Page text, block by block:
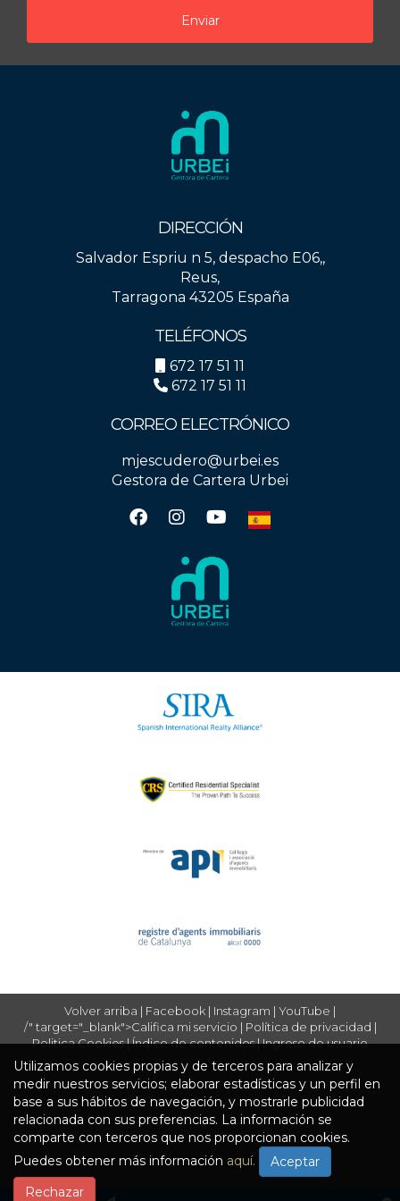
Enviar
DIRECCIÓN
Salvador Espriu n 5, despacho E06,,
Reus,
Tarragona 43205 España
TELÉFONOS
672 17 51 11
672 17 51 11
CORREO ELECTRÓNICO
mjescudero@urbei.es
Gestora de Cartera Urbei
Volver arriba | Facebook | Instagram | YouTube |
/" target="_blank">Califica mi servicio | Política de privacidad |
Politica Cookies|Índice de contenidos|Ingreso de usuario
Utilizamos cookies propias y de terceros para analizar y
medir nuestros servicios; elaborar estadísticas y un perfil en
base a sus hábitos de navegación, y mostrarle publicidad
relacionada con sus preferencias. La información se
comparte con terceros que nos proporcionan cookies.
Puedes obtener más información aquí.
Aceptar
Rechazar